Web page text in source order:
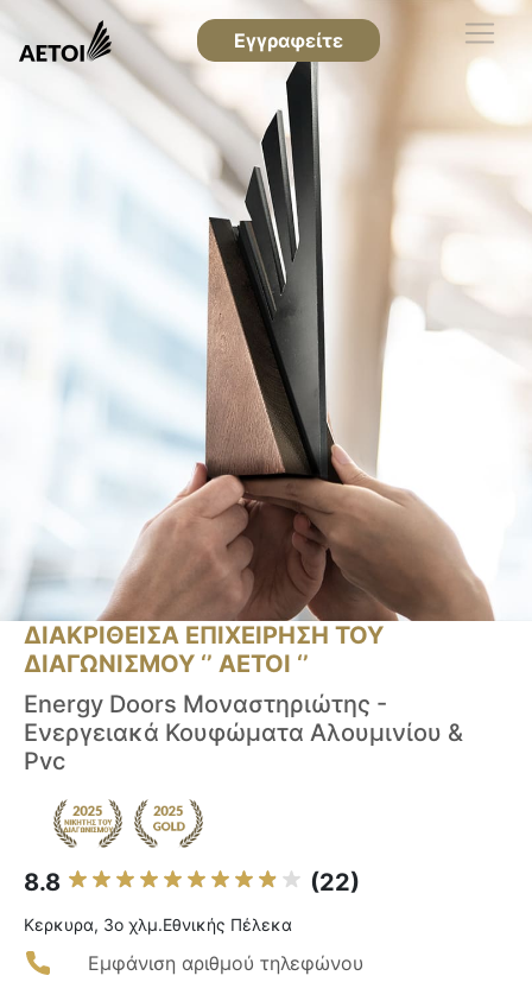
Εγγραφείτε
ΔΙΑΚΡΙΘΕΙΣΑ ΕΠΙΧΕΙΡΗΣΗ ΤΟΥ
ΔΙΑΓΩΝΙΣΜΟΥ ‘’ ΑΕΤΟΙ ‘’
Energy Doors Μοναστηριώτης -
Ενεργειακά Κουφώματα Αλουμινίου &
Pvc
8.8 (22)
Κερκυρα, 3ο χλμ.Εθνικής Πέλεκα
Εμφάνιση αριθμού τηλεφώνου